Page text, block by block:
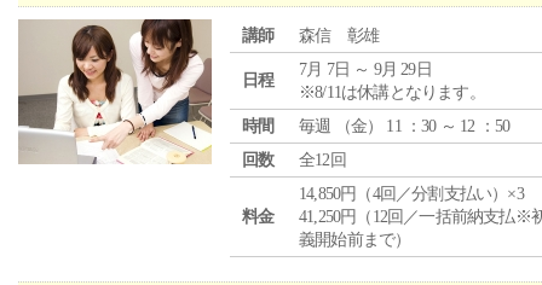
講師 森信 彰雄
日程
7月 7日 ～ 9月 29日
※8/11は休講となります。
時間
毎週 （金） 11 ：30 ～ 12 ：50
回数
全12回
料金
14,850円（4回／分割支払い）×3
41,250円（12回／一括前納支払※
義開始前まで）